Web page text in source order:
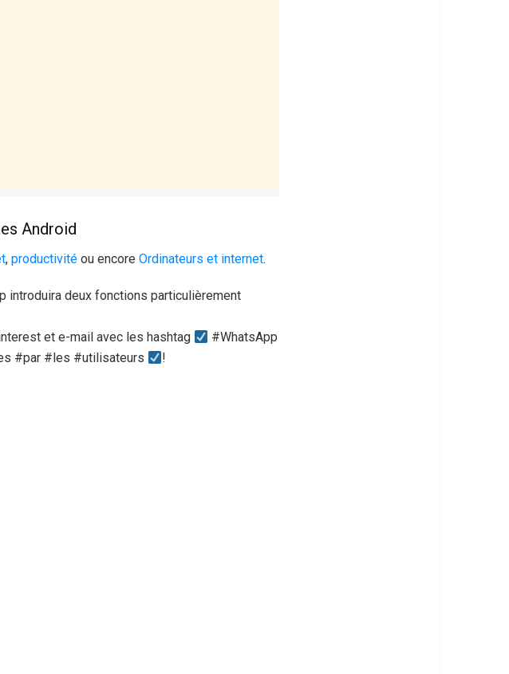
Android
, productivité ou encore Ordinateurs et internet.
introduira deux fonctions particulièrement
et e-mail avec les hashtag
#WhatsApp
#par #les #utilisateurs
!